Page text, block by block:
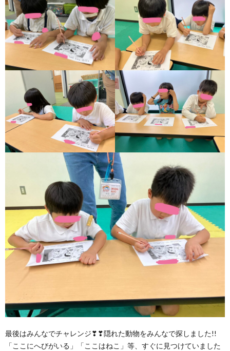
最後はみんなでチャレンジ❣❣隠れた動物をみんなで探しました!!
「ここにへびがいる」「ここはねこ」等、すぐに見つけていました